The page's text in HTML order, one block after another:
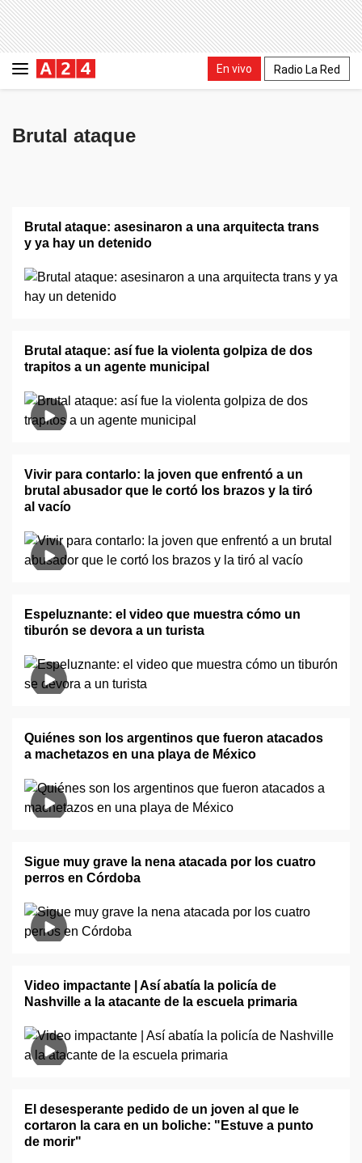
En vivo Radio La Red
Brutal ataque
Brutal ataque: asesinaron a una arquitecta trans
y ya hay un detenido
Brutal ataque: así fue la violenta golpiza de dos
trapitos a un agente municipal
Vivir para contarlo: la joven que enfrentó a un
brutal abusador que le cortó los brazos y la tiró
al vacío
Espeluznante: el video que muestra cómo un
tiburón se devora a un turista
Quiénes son los argentinos que fueron atacados
a machetazos en una playa de México
Sigue muy grave la nena atacada por los cuatro
perros en Córdoba
Video impactante | Así abatía la policía de
Nashville a la atacante de la escuela primaria
El desesperante pedido de un joven al que le
cortaron la cara en un boliche: "Estuve a punto
de morir"